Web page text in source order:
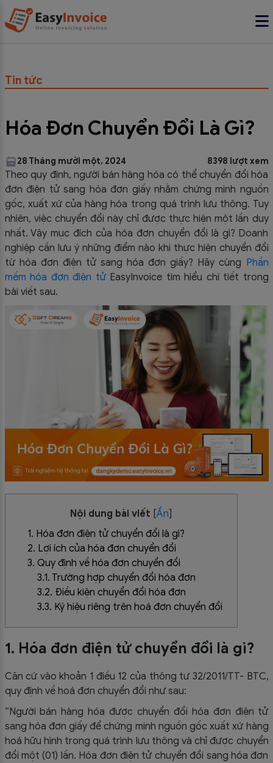
Tin tức
Hóa Đơn Chuyển Đổi Là Gì?
28 Tháng mười một, 2024 8398 lượt xem
Theo quy định, người bán hàng hóa có thể chuyển đổi hóa
đơn điện tử sang hóa đơn giấy nhằm chứng minh nguồn
gốc, xuất xứ của hàng hóa trong quá trình lưu thông. Tuy
nhiên, việc chuyển đổi này chỉ được thực hiện một lần duy
nhất. Vậy mục đích của hóa đơn chuyển đổi là gì? Doanh
nghiệp cần lưu ý những điểm nào khi thực hiện chuyển đổi
từ hóa đơn điện tử sang hóa đơn giấy? Hãy cùng Phần
mềm hóa đơn điện tửEasyInvoice tìm hiểu chi tiết trong
bài viết sau.
Nội dung bài viết [Ẩn]
1. Hóa đơn điện tử chuyển đổi là gì?
2. Lợi ích của hóa đơn chuyển đổi
3. Quy định về hóa đơn chuyển đổi
3.1. Trường hợp chuyển đổi hóa đơn
3.2. Điều kiện chuyển đổi hóa đơn
3.3. Ký hiệu riêng trên hoá đơn chuyển đổi
1. Hóa đơn điện tử chuyển đổi là gì?
Căn cứ vào khoản 1 điều 12 của thông tư 32/2011/TT- BTC,
quy định về hoá đơn chuyển đổi như sau:
“Người bán hàng hóa được chuyển đổi hóa đơn điện tử
sang hóa đơn giấy để chứng minh nguồn gốc xuất xứ hàng
hoá hữu hình trong quá trình lưu thông và chỉ được chuyển
đổi một (01) lần. Hóa đơn điện tử chuyển đổi sang hóa đơn